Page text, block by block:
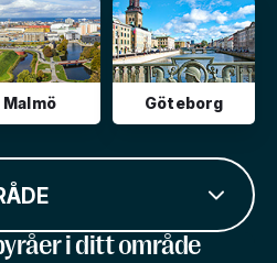
Malmö Göteborg
i ditt område